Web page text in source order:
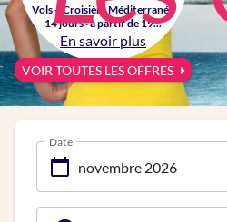
Vols + Croisière Méditerranée
14 jours · à partir de 19...
En savoir plus
VOIR TOUTES LES OFFRES
Date